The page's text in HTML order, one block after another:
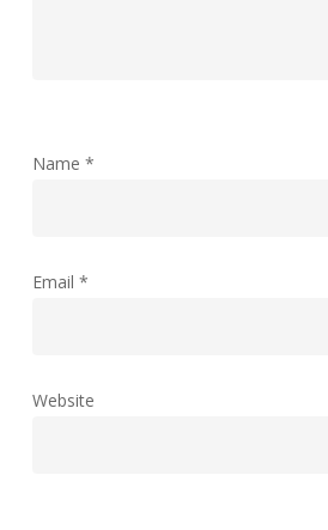
Name *
Email *
Website